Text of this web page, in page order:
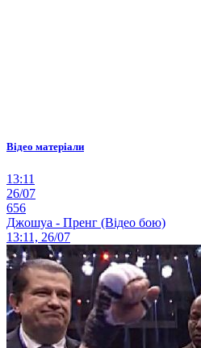
Відео матеріали
13:11
26/07
656
Джошуа - Пренг (Відео бою)
13:11, 26/07